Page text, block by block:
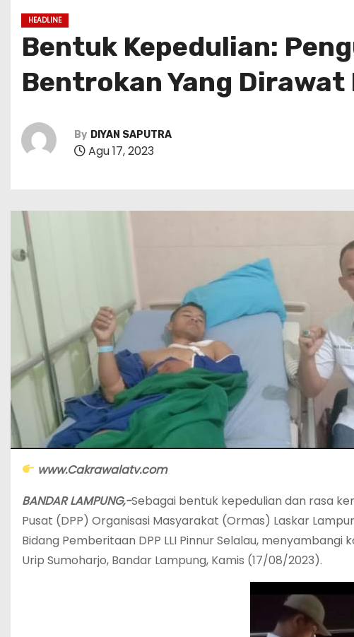
HEADLINE
Bentuk Kepedulian:
Bentrokan Yang Dirawat
By DIYAN SAPUTRA
Agu 17, 2023
www.Cakrawalatv.com
BANDAR LAMPUNG,-Sebagai bentuk kepedulian dan rasa
Pusat (DPP) Organisasi Masyarakat (Ormas) Laskar
Bidang Pemberitaan DPP LLI Pinnur Selalau,
Urip Sumoharjo, Bandar Lampung, Kamis (17/08/2023).